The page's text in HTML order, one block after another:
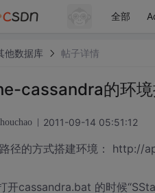
全部
他数据库 帖子详情
cassandra的环境
2011-09-14 05:51:12
径的方式搭建环境：
开cassandra.bat 的时候